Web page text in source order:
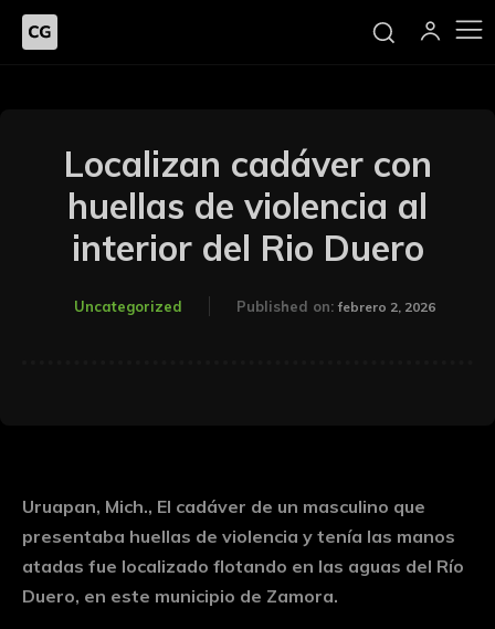
Localizan cadáver con
huellas de violencia al
interior del Rio Duero
Uncategorized Published on: febrero 2, 2026
Uruapan, Mich., El cadáver de un masculino que
presentaba huellas de violencia y tenía las manos
atadas fue localizado flotando en las aguas del Río
Duero, en este municipio de Zamora.